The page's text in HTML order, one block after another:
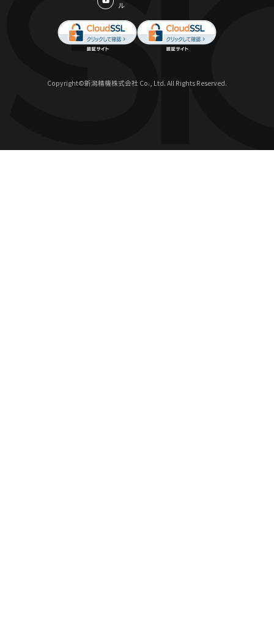
ル
Copyright©新潟精機株式会社 Co., Ltd. All Rights Reserved.